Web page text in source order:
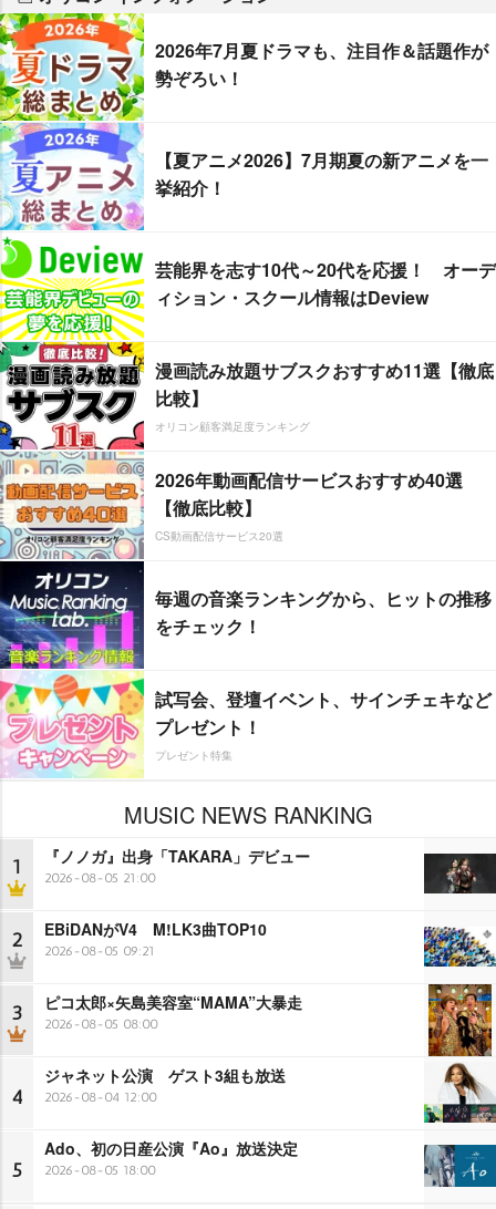
2026年7月夏ドラマも、注目作＆話題作が
勢ぞろい！
【夏アニメ2026】7月期夏の新アニメを一
挙紹介！
芸能界を志す10代～20代を応援！ オーデ
ィション・スクール情報はDeview
漫画読み放題サブスクおすすめ11選【徹底
比較】
オリコン顧客満足度ランキング
2026年動画配信サービスおすすめ40選
【徹底比較】
CS動画配信サービス20選
毎週の音楽ランキングから、ヒットの推移
をチェック！
試写会、登壇イベント、サインチェキなど
プレゼント！
プレゼント特集
MUSIC NEWS RANKING
1 『ノノガ』出身「TAKARA」デビュー
2026-08-05 21:00
2 EBiDANがV4 M!LK3曲TOP10
2026-08-05 09:21
3 ピコ太郎×矢島美容室“MAMA”大暴走
2026-08-05 08:00
4
ジャネット公演 ゲスト3組も放送
2026-08-04 12:00
5
Ado、初の日産公演『Ao』放送決定
2026-08-05 18:00